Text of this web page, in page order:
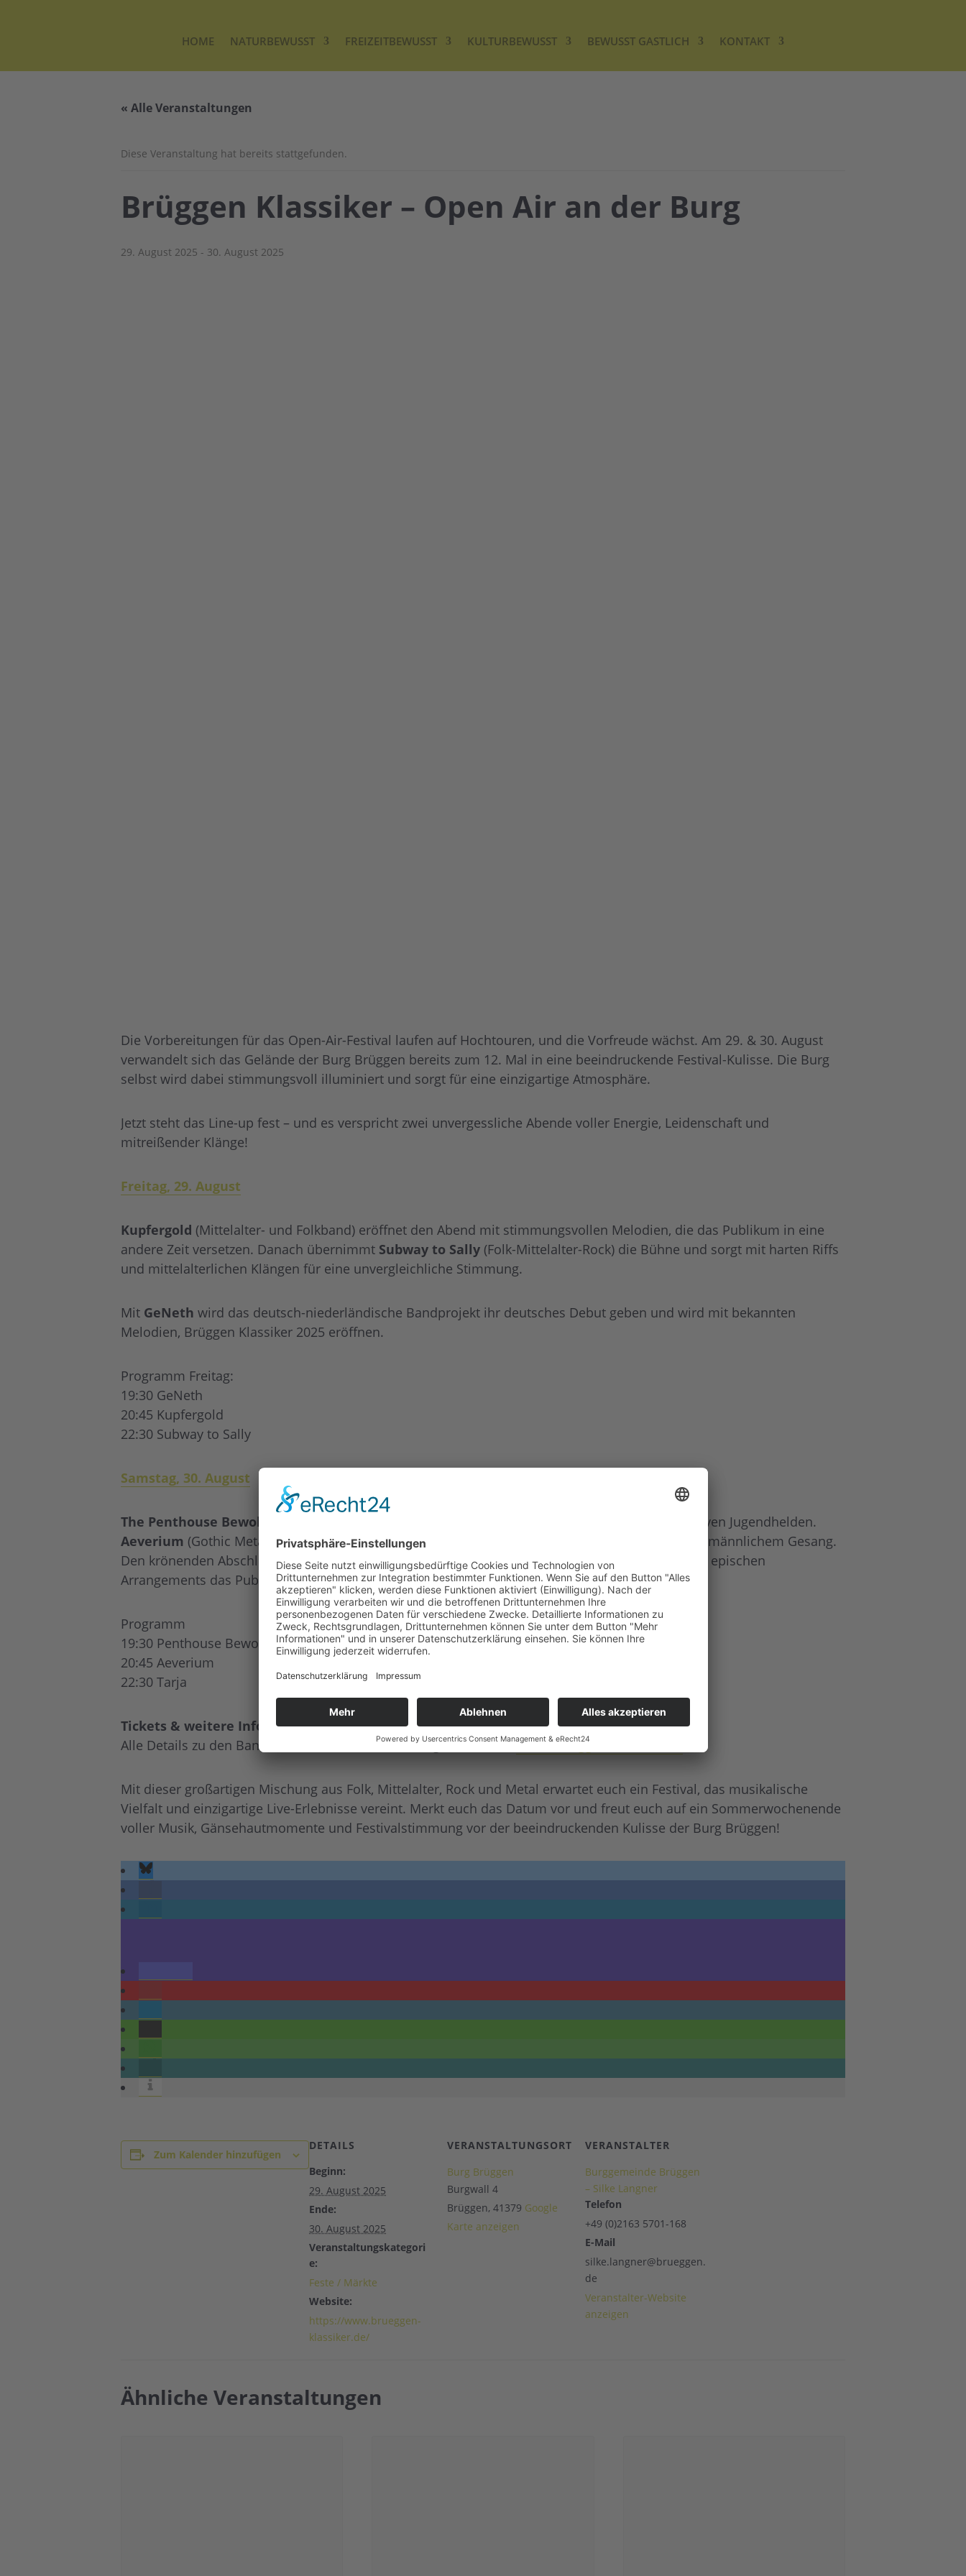
HOME NATURBEWUSST FREIZEITBEWUSST KULTURBEWUSST BEWUSST GASTLICH KONTAKT
« Alle Veranstaltungen
Diese Veranstaltung hat bereits stattgefunden.
Brüggen Klassiker – Open Air an der Burg
29. August 2025 - 30. August 2025
Die Vorbereitungen für das Open-Air-Festival laufen auf Hochtouren, und die Vorfreude wächst. Am 29. & 30. August
verwandelt sich das Gelände der Burg Brüggen bereits zum 12. Mal in eine beeindruckende Festival-Kulisse. Die Burg
selbst wird dabei stimmungsvoll illuminiert und sorgt für eine einzigartige Atmosphäre.
Jetzt steht das Line-up fest – und es verspricht zwei unvergessliche Abende voller Energie, Leidenschaft und
mitreißender Klänge!
Freitag, 29. August
Kupfergold (Mittelalter- und Folkband) eröffnet den Abend mit stimmungsvollen Melodien, die das Publikum in eine
andere Zeit versetzen. Danach übernimmt Subway to Sally (Folk-Mittelalter-Rock) die Bühne und sorgt mit harten Riffs
und mittelalterlichen Klängen für eine unvergleichliche Stimmung.
Mit GeNeth wird das deutsch-niederländische Bandprojekt ihr deutsches Debut geben und wird mit bekannten
Melodien, Brüggen Klassiker 2025 eröffnen.
Programm Freitag:
19:30 GeNeth
20:45 Kupfergold
22:30 Subway to Sally
Samstag, 30. August
The Penthouse Bewohner
eröffnen den Abend mit den Songs ihrer alten, leider nicht mehr aktiven Jugendhelden.
Aeverium (Gothic Metal) startet mit kraftvollen Sounds und einer Mischung aus weiblichem und männlichem Gesang.
Den krönenden Abschluss bildetTarja(Opera Metal), die mit ihrer beeindruckenden Stimme und epischen
Arrangements das Publikum in ihren Bann ziehen wird.
Programm
19:30 Penthouse Bewohner
20:45 Aeverium
22:30 Tarja
Tickets & weitere Infos
Alle Details zu den Bands, Tickets und dem Festival gibt es unter:www.brueggen-klassiker.de
Mit dieser großartigen Mischung aus Folk, Mittelalter, Rock und Metal erwartet euch ein Festival, das musikalische
Vielfalt und einzigartige Live-Erlebnisse vereint. Merkt euch das Datum vor und freut euch auf ein Sommerwochenende
voller Musik, Gänsehautmomente und Festivalstimmung vor der beeindruckenden Kulisse der Burg Brüggen!
Zum Kalender hinzufügen
DETAILS
Beginn:
29. August 2025
Ende:
30. August 2025
Veranstaltungskategori
e:
Feste / Märkte
Website:
https://www.brueggen-
klassiker.de/
VERANSTALTUNGSORT
Burg Brüggen
Burgwall 4
Brüggen, 41379 Google
Karte anzeigen
VERANSTALTER
Burggemeinde Brüggen
– Silke Langner
Telefon
+49 (0)2163 5701-168
E-Mail
silke.langner@brueggen.
de
Veranstalter-Website
anzeigen
Ähnliche Veranstaltungen